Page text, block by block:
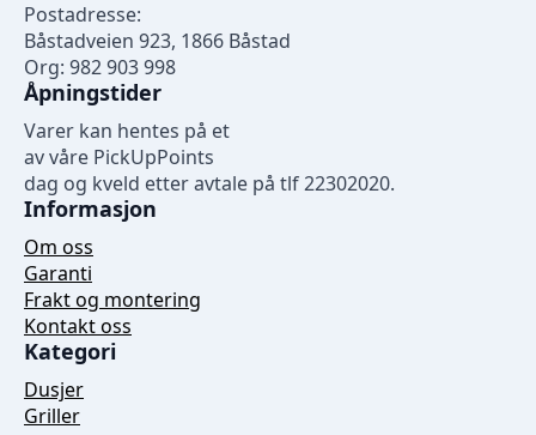
Postadresse:
Båstadveien 923, 1866 Båstad
Org: 982 903 998
Åpningstider
Varer kan hentes på et
av våre PickUpPoints
dag og kveld etter avtale på tlf 22302020.
Informasjon
Om oss
Garanti
Frakt og montering
Kontakt oss
Kategori
Dusjer
Griller